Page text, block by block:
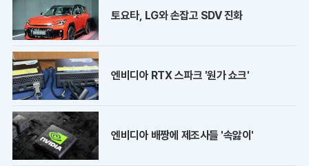
토요타, LG와 손잡고 SDV 진화
엔비디아 RTX 스파크 '원가 쇼크'
엔비디아 배짱에 제조사들 '속앓이'